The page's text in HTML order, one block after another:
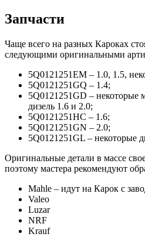
Запчасти
Чаще всего на разных Кароках
следующими оригинальными
5Q0121251EM – 1.0, 1.5,
5Q0121251GQ – 1.4;
5Q0121251GD – некоторые
дизель 1.6 и 2.0;
5Q0121251HC – 1.6;
5Q0121251GN – 2.0;
5Q0121251GL – некоторые
Оригинальные детали в массе
поэтому мастера рекомендуют
Mahle – идут на Карок с
Valeo
Luzar
NRF
Krauf